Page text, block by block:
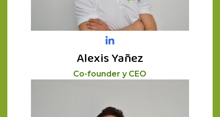
Alexis Yañez
Co-founder y CEO